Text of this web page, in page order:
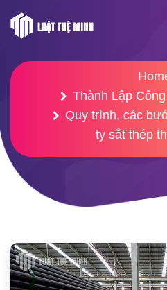
Thành Lập
Quy trình, các
ty sắt thép